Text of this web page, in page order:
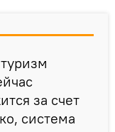
за счет
система